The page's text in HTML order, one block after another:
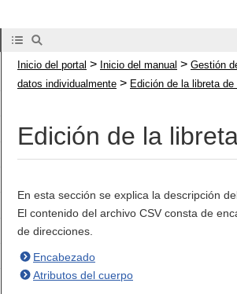
Inicio del portal > Inicio del manual > Gestión
datos individualmente > Edición de la libreta
Edición de la
En esta sección se explica la descripción
El contenido del archivo CSV consta de
de direcciones.
Encabezado
Atributos del cuerpo